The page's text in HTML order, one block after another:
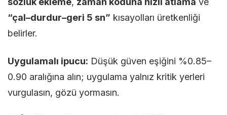
“çal–durdur–geri 5 sn” kısayolları üretkenliği
belirler.
Uygulamalı ipucu: Düşük güven eşiğini %0.85–
0.90 aralığına alın; uygulama yalnız kritik yerleri
vurgulasın, gözü yormasın.